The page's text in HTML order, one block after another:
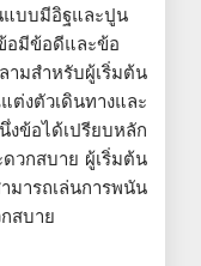
แบบมีอิฐและปูน
อมีข้อดีและข้อ
มสำหรับผู้เริ่มต้น
ต่งตัวเดินทางและ
ข้อได้เปรียบหลัก
ดวกสบาย ผู้เริ่มต้น
มารถเล่นการพนัน
สบาย